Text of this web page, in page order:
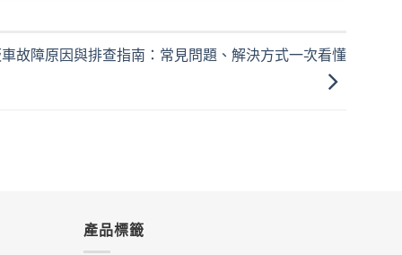
故障原因與排查指南：常見問題、解決方式一次看懂
產品標籤